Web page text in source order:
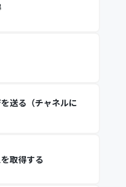
送る（チャネルに
取得する